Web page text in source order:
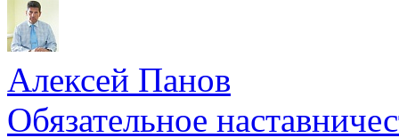
Алексей Панов
Обязательное